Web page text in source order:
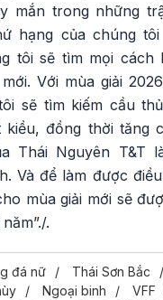
mắn trong những
hạng của chúng
tôi sẽ tìm mọi cách
Với mùa giải
sẽ tìm kiếm cầu
kiều, đồng thời tăng
Thái Nguyên T&T
Và để làm được
mùa giải mới sẽ
.
đá nữ Thái Sơn Bắc
Ngoại binh VFF